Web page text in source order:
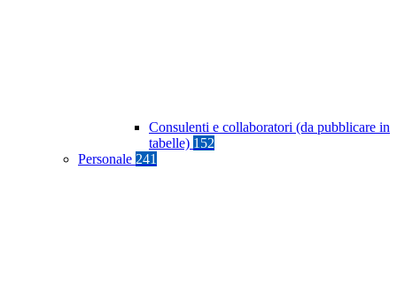
Consulenti e collaboratori (da pubblicare in
tabelle) 152
Personale 241